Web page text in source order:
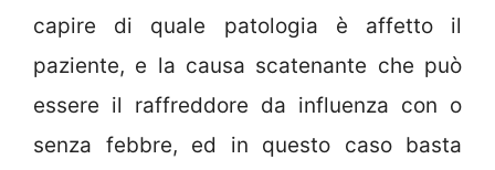
capire di quale patologia è affetto il
paziente, e la causa scatenante che può
essere il raffreddore da influenza con o
senza febbre, ed in questo caso basta